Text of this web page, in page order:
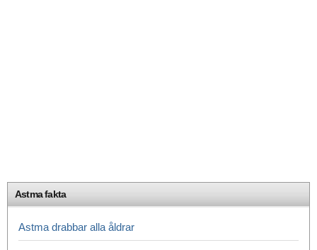
Astma fakta
Astma drabbar alla åldrar